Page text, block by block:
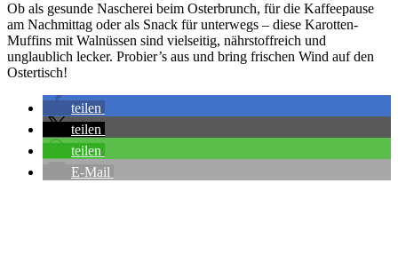
Ob als gesunde Nascherei beim Osterbrunch, für die Kaffeepause
am Nachmittag oder als Snack für unterwegs – diese Karotten-
Muffins mit Walnüssen sind vielseitig, nährstoffreich und
unglaublich lecker. Probier’s aus und bring frischen Wind auf den
Ostertisch!
teilen
teilen
teilen
E-Mail